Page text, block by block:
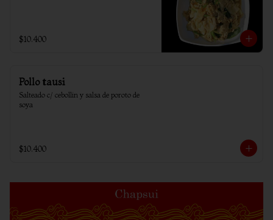
$10.400
Pollo tausi
Salteado c/ cebollin y salsa de poroto de
soya
$10.400